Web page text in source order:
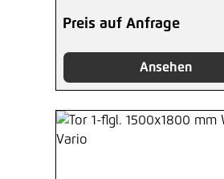
Preis auf Anfrage
Ansehen